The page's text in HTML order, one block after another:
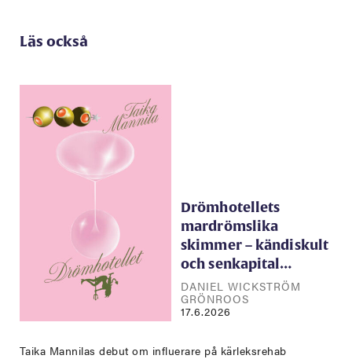
Läs också
Drömhotellets
mardrömslika
skimmer – kändiskult
och senkapital…
DANIEL WICKSTRÖM
GRÖNROOS
17.6.2026
Taika Mannilas debut om influerare på kärleksrehab